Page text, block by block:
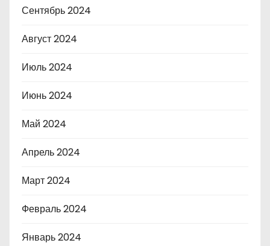
Сентябрь 2024
Август 2024
Июль 2024
Июнь 2024
Май 2024
Апрель 2024
Март 2024
Февраль 2024
Январь 2024